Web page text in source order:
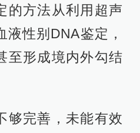
的方法从利用超声
性别DNA鉴定，
至形成境内外勾结
够完善，未能有效